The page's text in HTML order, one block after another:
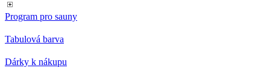
Program pro sauny
Tabulová barva
Dárky k nákupu